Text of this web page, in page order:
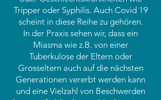
Tripper oder Syphilis. Auch Covid 19
scheint in diese Reihe zu gehören.
In der Praxis sehen wir, dass ein
Miasma wie z.B. von einer
Tuberkulose der Eltern oder
Grosseltern auch auf die nächsten
Generationen vererbt werden kann
und eine Vielzahl von Beschwerden